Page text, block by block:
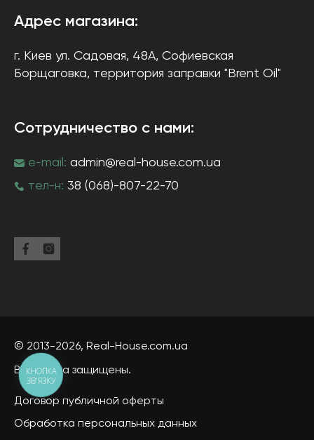
Адрес магазина:
г. Киев ул. Садовая, 48А, Софиевская
Борщаговка, территория заправки "Brent Oil"
Сотрудничество с нами:
e-mail: admin@real-house.com.ua
тел-н: 38 (068)-807-22-70
© 2013-2026, Real-House.com.ua
Все права защищены.
Договор публичной оферты
Обработка персональных данных
КНОПКА
ЗВ'ЯЗКУ